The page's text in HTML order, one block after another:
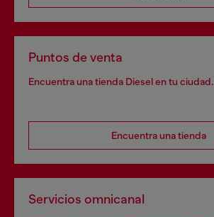
Puntos de venta
Encuentra una tienda Diesel en tu ciudad.
Encuentra una tienda
Servicios omnicanal